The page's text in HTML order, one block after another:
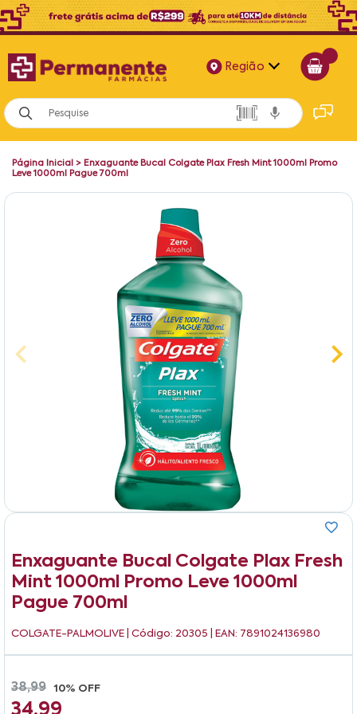
Região
Alagoas
Bahia
Página Inicial > Enxaguante Bucal Colgate Plax Fresh Mint 1000ml Promo
Leve 1000ml Pague 700ml
Enxaguante Bucal Colgate Plax Fresh
Mint 1000ml Promo Leve 1000ml
Pague 700ml
COLGATE-PALMOLIVE | Código: 20305 | EAN: 7891024136980
38,99 10% OFF
34,99